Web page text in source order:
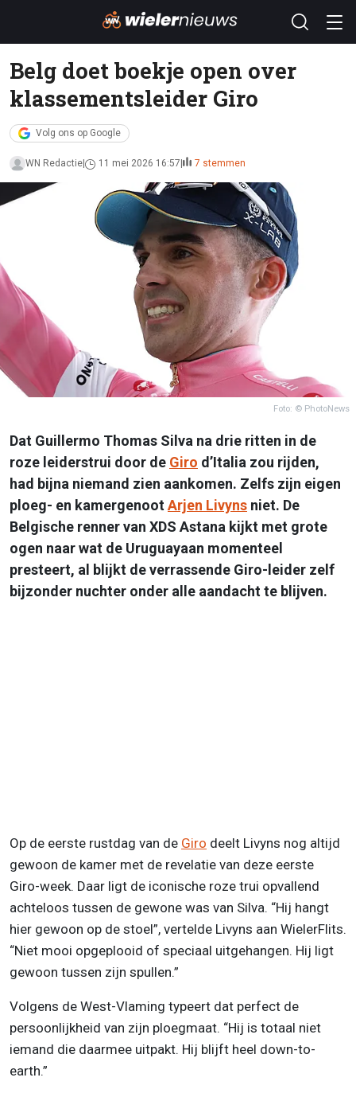
Belg doet boekje open over
klassementsleider Giro
Volg ons op Google
WN Redactie 11 mei 2026 16:57 7 stemmen
Foto: © PhotoNews
Dat Guillermo Thomas Silva na drie ritten in de
roze leiderstrui door de Giro d’Italia zou rijden,
had bijna niemand zien aankomen. Zelfs zijn eigen
ploeg- en kamergenootArjen Livyns niet. De
Belgische renner van XDS Astana kijkt met grote
ogen naar wat de Uruguayaan momenteel
presteert, al blijkt de verrassende Giro-leider zelf
bijzonder nuchter onder alle aandacht te blijven.
Op de eerste rustdag van de Giro deelt Livyns nog altijd
gewoon de kamer met de revelatie van deze eerste
Giro-week. Daar ligt de iconische roze trui opvallend
achteloos tussen de gewone was van Silva. “Hij hangt
hier gewoon op de stoel”, vertelde Livyns aan WielerFlits.
“Niet mooi opgeplooid of speciaal uitgehangen. Hij ligt
gewoon tussen zijn spullen.”
Volgens de West-Vlaming typeert dat perfect de
persoonlijkheid van zijn ploegmaat. “Hij is totaal niet
iemand die daarmee uitpakt. Hij blijft heel down-to-
earth.”